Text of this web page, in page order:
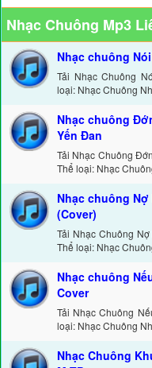
Nhạc Chuông Mp3
Nhạc chuông
Tải Nhạc Chuông
loại: Nhạc Chuông
Nhạc chuông
Yến Đan
Tải Nhạc Chuông
Thể loại: Nhạc
Nhạc chuông Nợ
(Cover)
Tải Nhạc Chuông
Thể loại: Nhạc
Nhạc chuông
Cover
Tải Nhạc Chuông
loại: Nhạc Chuông
Nhạc Chuông